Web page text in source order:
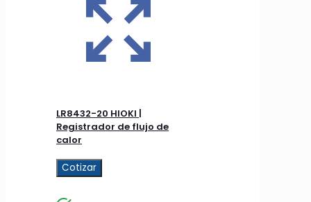
LR8432-20 HIOKI |
Registrador de flujo de
calor
Cotizar